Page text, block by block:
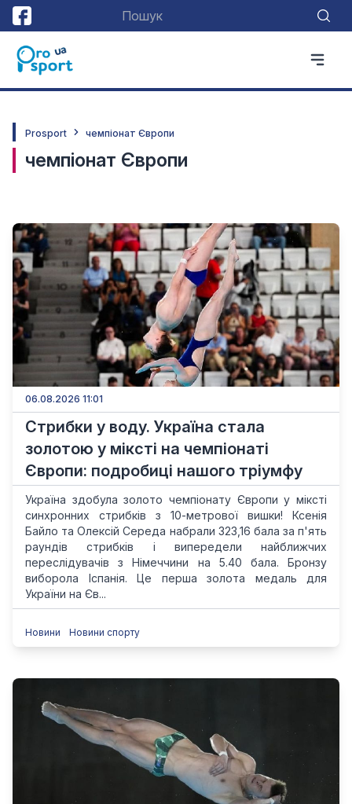
Prosport чемпіонат Європи
чемпіонат Європи
06.08.2026 11:01
Стрибки у воду. Україна стала
золотою у міксті на чемпіонаті
Європи: подробиці нашого тріумфу
Україна здобула золото чемпіонату Європи у міксті
синхронних стрибків з 10-метрової вишки! Ксенія
Байло та Олексій Середа набрали 323,16 бала за п'ять
раундів стрибків і випередели найближчих
переслідувачів з Німеччини на 5.40 бала. Бронзу
виборола Іспанія. Це перша золота медаль для
України на Єв...
Новини Новини спорту